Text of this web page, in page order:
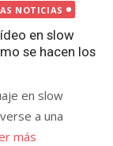
NOTICIAS
en slow
se hacen los
en slow
a una
más